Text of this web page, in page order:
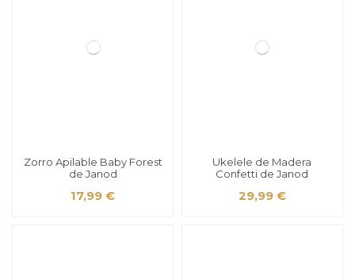
Zorro Apilable Baby Forest
de Janod
17,99 €
Ukelele de Madera
Confetti de Janod
29,99 €